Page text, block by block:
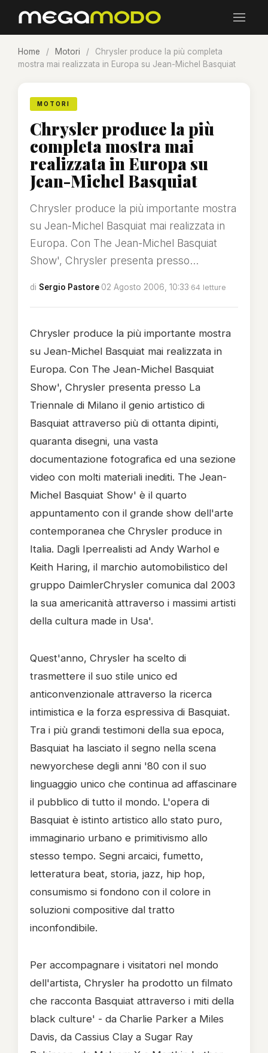
Home / Motori /
Chrysler produce la più completa
mostra mai realizzata in Europa su Jean-Michel Basquiat
MOTORI
Chrysler produce la più
completa mostra mai
realizzata in Europa su
Jean-Michel Basquiat
Chrysler produce la più importante mostra
su Jean-Michel Basquiat mai realizzata in
Europa. Con The Jean-Michel Basquiat
Show', Chrysler presenta presso...
di Sergio Pastore·02 Agosto 2006, 10:33·64 letture
Chrysler produce la più importante mostra
su Jean-Michel Basquiat mai realizzata in
Europa. Con The Jean-Michel Basquiat
Show', Chrysler presenta presso La
Triennale di Milano il genio artistico di
Basquiat attraverso più di ottanta dipinti,
quaranta disegni, una vasta
documentazione fotografica ed una sezione
video con molti materiali inediti. The Jean-
Michel Basquiat Show' è il quarto
appuntamento con il grande show dell'arte
contemporanea che Chrysler produce in
Italia. Dagli Iperrealisti ad Andy Warhol e
Keith Haring, il marchio automobilistico del
gruppo DaimlerChrysler comunica dal 2003
la sua americanità attraverso i massimi artisti
della cultura made in Usa'.
Quest'anno, Chrysler ha scelto di
trasmettere il suo stile unico ed
anticonvenzionale attraverso la ricerca
intimistica e la forza espressiva di Basquiat.
Tra i più grandi testimoni della sua epoca,
Basquiat ha lasciato il segno nella scena
newyorchese degli anni '80 con il suo
linguaggio unico che continua ad affascinare
il pubblico di tutto il mondo. L'opera di
Basquiat è istinto artistico allo stato puro,
immaginario urbano e primitivismo allo
stesso tempo. Segni arcaici, fumetto,
letteratura beat, storia, jazz, hip hop,
consumismo si fondono con il colore in
soluzioni compositive dal tratto
inconfondibile.
Per accompagnare i visitatori nel mondo
dell'artista, Chrysler ha prodotto un filmato
che racconta Basquiat attraverso i miti della
black culture' - da Charlie Parker a Miles
Davis, da Cassius Clay a Sugar Ray